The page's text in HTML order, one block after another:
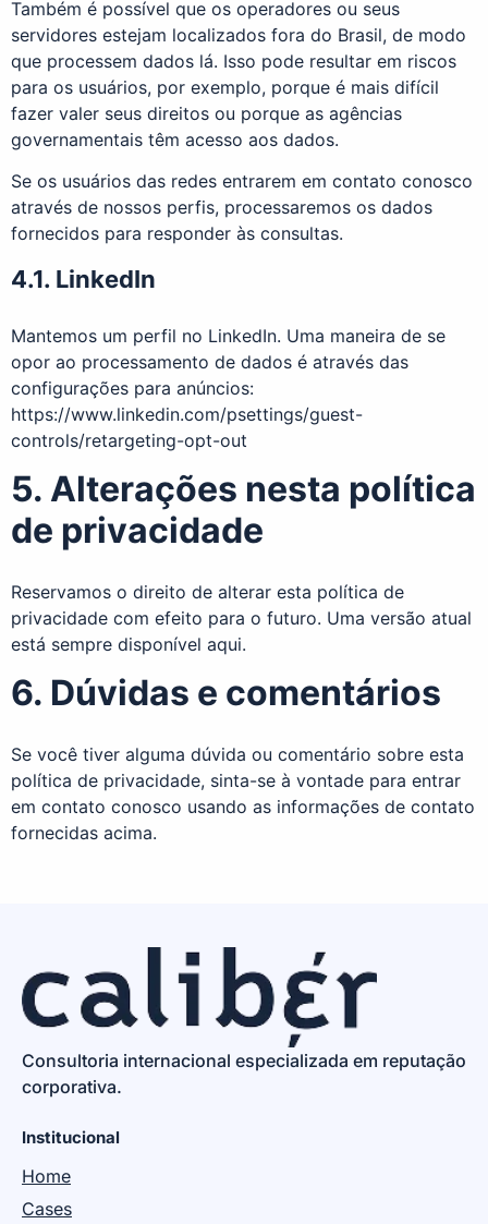
Também é possível que os operadores ou seus
servidores estejam localizados fora do Brasil, de modo
que processem dados lá. Isso pode resultar em riscos
para os usuários, por exemplo, porque é mais difícil
fazer valer seus direitos ou porque as agências
governamentais têm acesso aos dados.
Se os usuários das redes entrarem em contato conosco
através de nossos perfis, processaremos os dados
fornecidos para responder às consultas.
4.1. LinkedIn
Mantemos um perfil no LinkedIn. Uma maneira de se
opor ao processamento de dados é através das
configurações para anúncios:
https://www.linkedin.com/psettings/guest-
controls/retargeting-opt-out
5. Alterações nesta política
de privacidade
Reservamos o direito de alterar esta política de
privacidade com efeito para o futuro. Uma versão atual
está sempre disponível aqui.
6. Dúvidas e comentários
Se você tiver alguma dúvida ou comentário sobre esta
política de privacidade, sinta-se à vontade para entrar
em contato conosco usando as informações de contato
fornecidas acima.
Consultoria internacional especializada em reputação
corporativa.
Institucional
Home
Cases